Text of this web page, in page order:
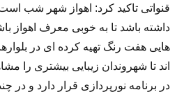
قنواتی تاکید کرد: اهواز شهر شب
داشته باشد تا به خوبی معرف اهواز
هایی هفت رنگ تهیه کرده ای در
اند تا شهروندان زیبایی بیشتری را
در برنامه نورپردازی قرار دارد و در